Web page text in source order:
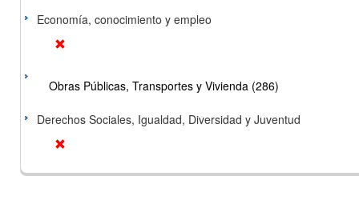
Economía, conocimiento y empleo
Obras Públicas, Transportes y Vivienda (286)
Derechos Sociales, Igualdad, Diversidad y Juventud